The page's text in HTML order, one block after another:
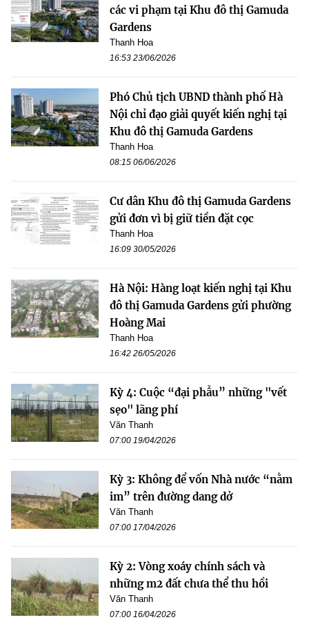
các vi phạm tại Khu đô thị Gamuda
Gardens
Thanh Hoa
16:53 23/06/2026
Phó Chủ tịch UBND thành phố Hà
Nội chỉ đạo giải quyết kiến nghị tại
Khu đô thị Gamuda Gardens
Thanh Hoa
08:15 06/06/2026
Cư dân Khu đô thị Gamuda Gardens
gửi đơn vì bị giữ tiền đặt cọc
Thanh Hoa
16:09 30/05/2026
Hà Nội: Hàng loạt kiến nghị tại Khu
đô thị Gamuda Gardens gửi phường
Hoàng Mai
Thanh Hoa
16:42 26/05/2026
Kỳ 4: Cuộc “đại phẫu” những "vết
sẹo" lãng phí
Văn Thanh
07:00 19/04/2026
Kỳ 3: Không để vốn Nhà nước “nằm
im” trên đường dang dở
Văn Thanh
07:00 17/04/2026
Kỳ 2: Vòng xoáy chính sách và
những m2 đất chưa thể thu hồi
Văn Thanh
07:00 16/04/2026